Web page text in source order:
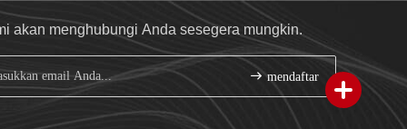
akan menghubungi Anda sesegera mungkin.
mendaftar